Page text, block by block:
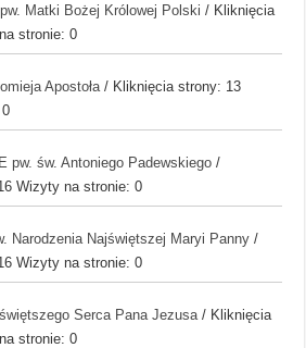
Matki Bożej Królowej Polski / Kliknięcia
stronie: 0
Apostoła / Kliknięcia strony: 13
pw. św. Antoniego Padewskiego /
Wizyty na stronie: 0
Narodzenia Najświętszej Maryi Panny /
Wizyty na stronie: 0
Serca Pana Jezusa / Kliknięcia
stronie: 0